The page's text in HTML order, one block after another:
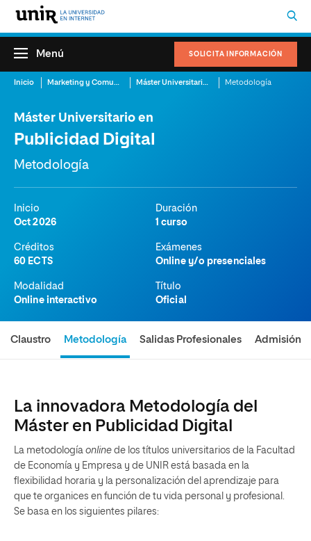
SOLICITA INFORMACIÓN
Menú
Inicio Marketing y Comunicación Máster Universitario en Publicidad Digital Metodología
Máster Universitario en
Publicidad Digital
Metodología
Inicio
Oct 2026
Duración
1 curso
Créditos
60 ECTS
Exámenes
Online y/o presenciales
Modalidad
Online interactivo
Título
Oficial
Claustro Metodología Salidas Profesionales Admisión
La innovadora Metodología del
Máster en Publicidad Digital
La metodología online de los títulos universitarios de la Facultad
de Economía y Empresa y de UNIR está basada en la
flexibilidad horaria y la personalización del aprendizaje para
que te organices en función de tu vida personal y profesional.
Se basa en los siguientes pilares: